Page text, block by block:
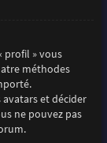
profil » vous
méthodes
et décider
ne pouvez pas